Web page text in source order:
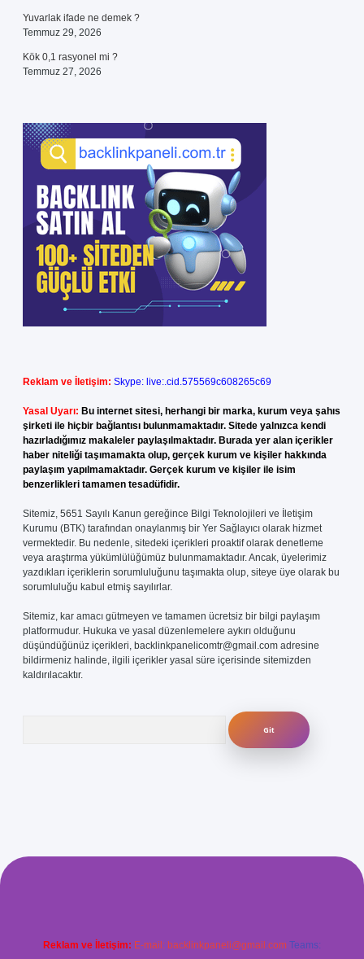
Yuvarlak ifade ne demek ?
Temmuz 29, 2026
Kök 0,1 rasyonel mi ?
Temmuz 27, 2026
Reklam ve İletişim: Skype: live:.cid.575569c608265c69
Yasal Uyarı: Bu internet sitesi, herhangi bir marka, kurum veya şahıs
şirketi ile hiçbir bağlantısı bulunmamaktadır. Sitede yalnızca kendi
hazırladığımız makaleler paylaşılmaktadır. Burada yer alan içerikler
haber niteliği taşımamakta olup, gerçek kurum ve kişiler hakkında
paylaşım yapılmamaktadır. Gerçek kurum ve kişiler ile isim
benzerlikleri tamamen tesadüfidir.
Sitemiz, 5651 Sayılı Kanun gereğince Bilgi Teknolojileri ve İletişim
Kurumu (BTK) tarafından onaylanmış bir Yer Sağlayıcı olarak hizmet
vermektedir. Bu nedenle, sitedeki içerikleri proaktif olarak denetleme
veya araştırma yükümlülüğümüz bulunmamaktadır. Ancak, üyelerimiz
yazdıkları içeriklerin sorumluluğunu taşımakta olup, siteye üye olarak bu
sorumluluğu kabul etmiş sayılırlar.
Sitemiz, kar amacı gütmeyen ve tamamen ücretsiz bir bilgi paylaşım
platformudur. Hukuka ve yasal düzenlemelere aykırı olduğunu
düşündüğünüz içerikleri, backlinkpanelicomtr@gmail.com adresine
bildirmeniz halinde, ilgili içerikler yasal süre içerisinde sitemizden
kaldırılacaktır.
Reklam ve İletişim: E-mail: backlinkpaneli@gmail.com Teams: